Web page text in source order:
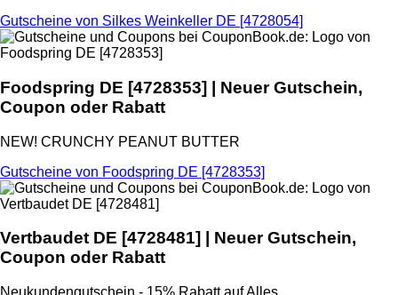
Gutscheine von Silkes Weinkeller DE [4728054]
Foodspring DE [4728353] | Neuer Gutschein,
Coupon oder Rabatt
NEW! CRUNCHY PEANUT BUTTER
Gutscheine von Foodspring DE [4728353]
Vertbaudet DE [4728481] | Neuer Gutschein,
Coupon oder Rabatt
Neukundengutschein - 15% Rabatt auf Alles